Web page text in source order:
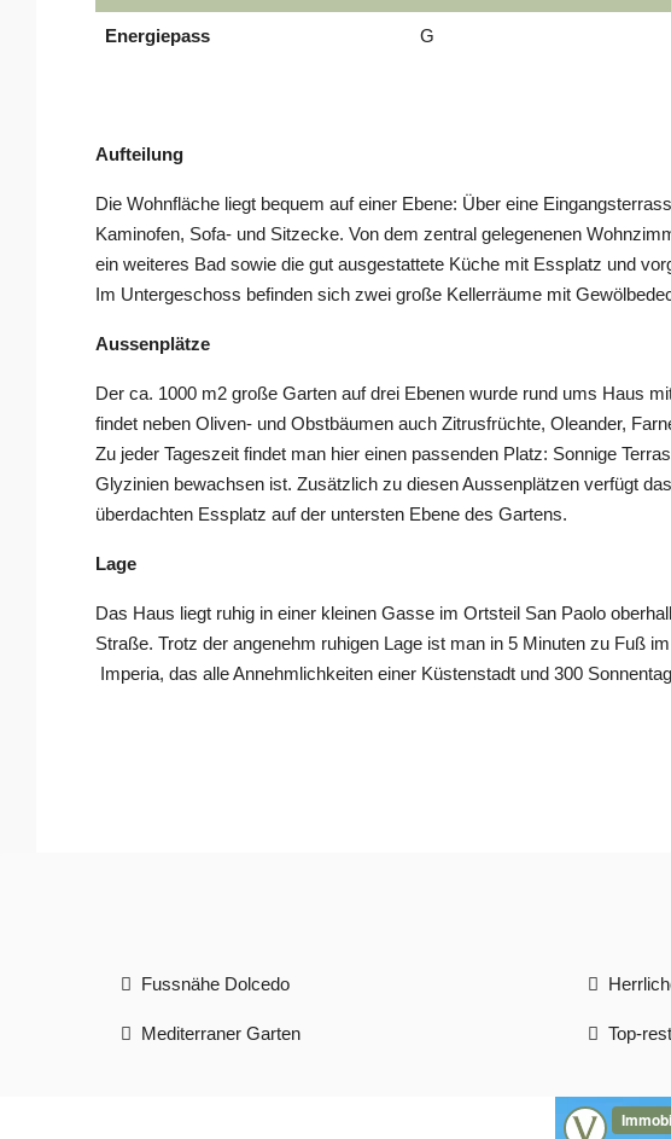
Energiepass G
Aufteilung
Die Wohnfläche liegt bequem auf einer Ebene: Über eine
Kaminofen, Sofa- und Sitzecke. Von dem zentral gelegenenen
ein weiteres Bad sowie die gut ausgestattete Küche mit Essplatz und
Im Untergeschoss befinden sich zwei große Kellerräume mit
Aussenplätze
Der ca. 1000 m2 große Garten auf drei Ebenen wurde rund ums Haus
findet neben Oliven- und Obstbäumen auch Zitrusfrüchte, Oleander,
Zu jeder Tageszeit findet man hier einen passenden Platz: Sonnige
Glyzinien bewachsen ist. Zusätzlich zu diesen Aussenplätzen verfügt
überdachten Essplatz auf der untersten Ebene des Gartens.
Lage
Das Haus liegt ruhig in einer kleinen Gasse im Ortsteil San Paolo
Straße. Trotz der angenehm ruhigen Lage ist man in 5 Minuten zu Fuß
Imperia, das alle Annehmlichkeiten einer Küstenstadt und 300
Fussnähe Dolcedo
Mediterraner Garten Top-